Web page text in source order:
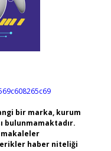
bir marka, kurum
bulunmamaktadır.
makaleler
haber niteliği